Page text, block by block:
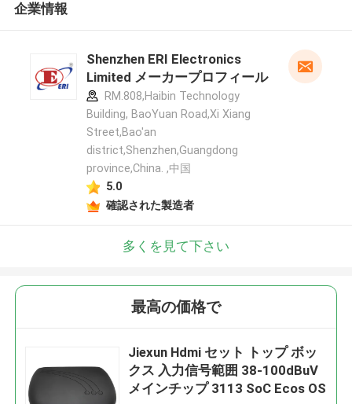
企業情報
Shenzhen ERI Electronics
Limited メーカープロフィール
RM.808,Haibin Technology
Building, BaoYuan Road,Xi Xiang
Street,Bao'an
district,Shenzhen,Guangdong
province,China. ,中国
5.0
確認された製造者
多くを見て下さい
最高の価格で
Jiexun Hdmi セット トップ ボッ
クス 入力信号範囲 38-100dBuV
メインチップ 3113 SoC Ecos OS